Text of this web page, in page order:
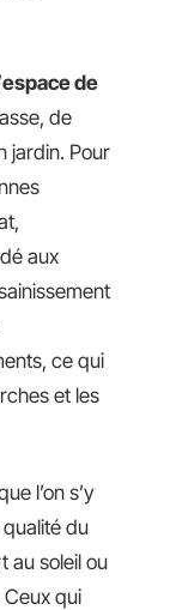
espace de
de
jardin. Pour
aux
ce qui
et les
l’on s’y
du
au soleil ou
qui